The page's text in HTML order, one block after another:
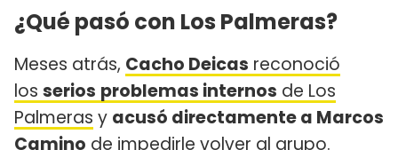
¿Qué pasó con Los Palmeras?
Meses atrás, Cacho Deicas reconoció
los serios problemas internos de Los
Palmeras y acusó directamente a Marcos
Camino de impedirle volver al grupo.